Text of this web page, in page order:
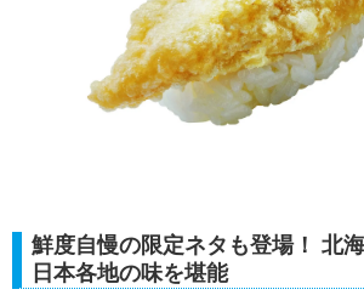
鮮度自慢の限定ネタも登場！ 北
日本各地の味を堪能